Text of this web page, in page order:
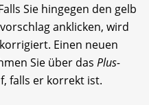
Sie hingegen den gelb
anklicken, wird
Einen neuen
Sie über das Plus-
falls er korrekt ist.